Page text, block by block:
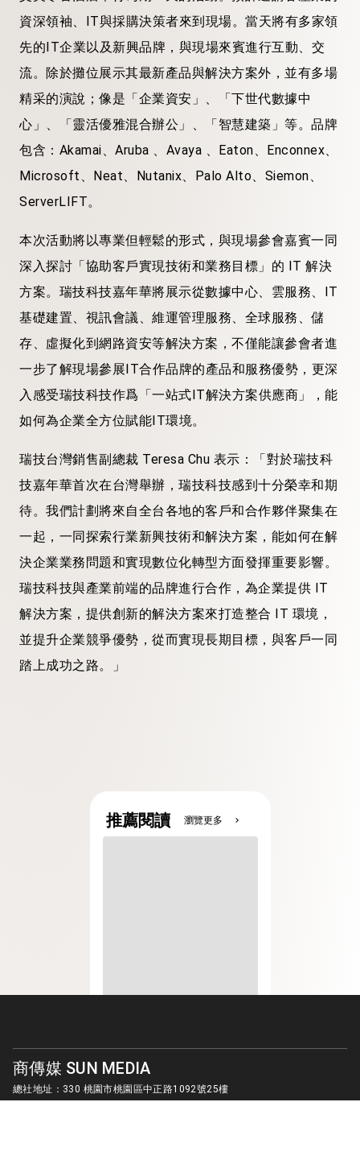
資深領袖、IT與採購決策者來到現場。當天將有多家領
先的IT企業以及新興品牌，與現場來賓進行互動、交
流。除於攤位展示其最新產品與解決方案外，並有多場
精采的演說；像是「企業資安」、「下世代數據中
心」、「靈活優雅混合辦公」、「智慧建築」等。品牌
包含：Akamai、Aruba 、Avaya 、Eaton、Enconnex、
Microsoft、Neat、Nutanix、Palo Alto、Siemon、
ServerLIFT。
本次活動將以專業但輕鬆的形式，與現場參會嘉賓一同
深入探討「協助客戶實現技術和業務目標」的 IT 解決
方案。瑞技科技嘉年華將展示從數據中心、雲服務、IT
基礎建置、視訊會議、維運管理服務、全球服務、儲
存、虛擬化到網路資安等解決方案，不僅能讓參會者進
一步了解現場參展IT合作品牌的產品和服務優勢，更深
入感受瑞技科技作爲「一站式IT解決方案供應商」，能
如何為企業全方位賦能IT環境。
瑞技台灣銷售副總裁 Teresa Chu 表示：「對於瑞技科
技嘉年華首次在台灣舉辦，瑞技科技感到十分榮幸和期
待。我們計劃將來自全台各地的客戶和合作夥伴聚集在
一起，一同探索行業新興技術和解決方案，能如何在解
決企業業務問題和實現數位化轉型方面發揮重要影響。
瑞技科技與產業前端的品牌進行合作，為企業提供 IT
解決方案，提供創新的解決方案來打造整合 IT 環境，
並提升企業競爭優勢，從而實現長期目標，與客戶一同
踏上成功之路。」
推薦閱讀 瀏覽更多 chevron_right
商傳媒 SUN MEDIA
總社地址：330 桃園市桃園區中正路1092號25樓